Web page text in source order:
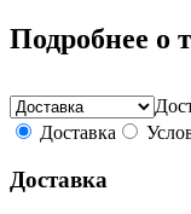
Подробнее о
Доставка
Доставка